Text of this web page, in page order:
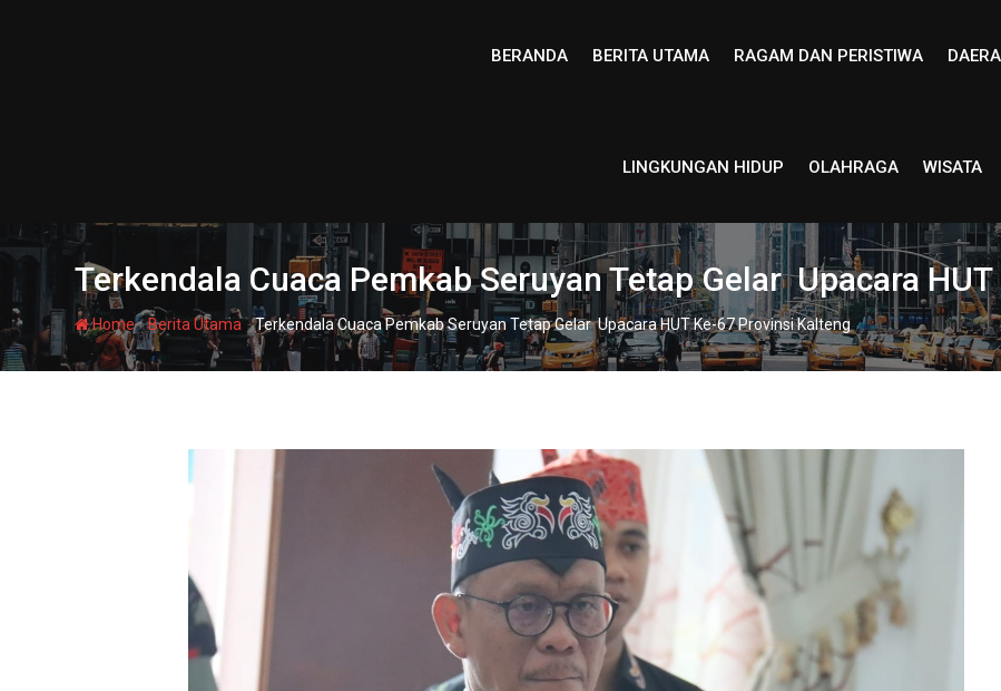
BERANDA BERITA UTAMA RAGAM DAN PERISTIWA
LINGKUNGAN HIDUP OLAHRAGA WISATA
Terkendala Cuaca Pemkab Seruyan Tetap Gelar Upacara
Home-Berita Utama-Terkendala Cuaca Pemkab Seruyan Tetap Gelar Upacara HUT Ke-67 Provinsi Kalteng